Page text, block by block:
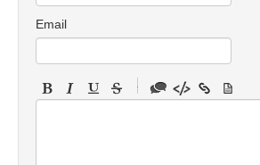
Email
-